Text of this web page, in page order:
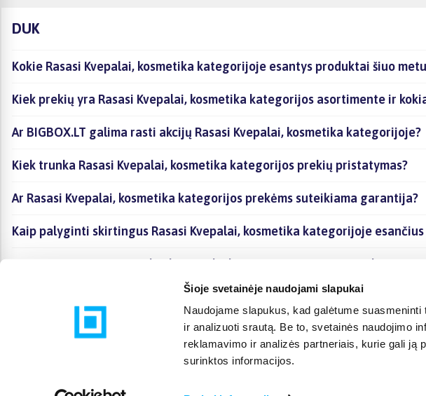
Šioje svetainėje naudojami slapukai
Naudojame slapukus, kad galėtume
ir analizuoti srautą. Be to, svetainės naudojimo
reklamavimo ir analizės partneriais, kurie gali ją
surinktos informacijos.
DUK
Kokie Rasasi Kvepalai, kosmetika kategorijoje esantys produktai šiuo
Kiek prekių yra Rasasi Kvepalai, kosmetika kategorijos asortimente ir
Ar BIGBOX.LT galima rasti akcijų Rasasi Kvepalai, kosmetika kategorijoje?
Kiek trunka Rasasi Kvepalai, kosmetika kategorijos prekių pristatymas?
Ar Rasasi Kvepalai, kosmetika kategorijos prekėms suteikiama garantija?
Kaip palyginti skirtingus Rasasi Kvepalai, kosmetika kategorijoje esančius
Kaip įsigyti Rasasi Kvepalai, kosmetika kategorijoje esančias prekes